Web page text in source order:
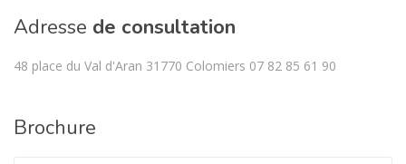
Adresse de consultation
48 place du Val d'Aran 31770 Colomiers 07 82 85 61 90
Brochure